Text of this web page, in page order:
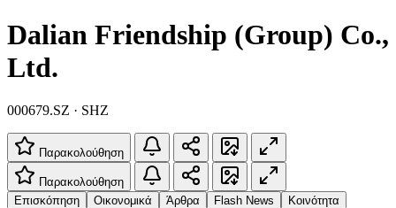
Dalian Friendship (Group) Co.,
Ltd.
000679.SZ · SHZ
Παρακολούθηση
Παρακολούθηση
Επισκόπηση
Οικονομικά Άρθρα Flash News Κοινότητα